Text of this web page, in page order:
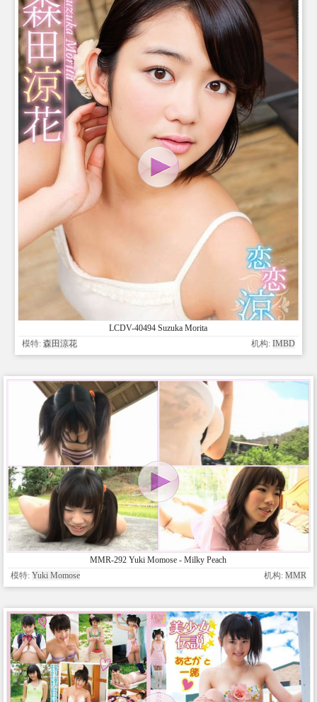
LCDV-40494 Suzuka Morita
模特: 森田涼花 机构: IMBD
MMR-292 Yuki Momose - Milky Peach
模特: Yuki Momose 机构: MMR